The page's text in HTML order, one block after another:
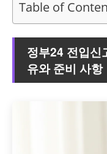
Table of
정부24 전입신
유와 준비 사항